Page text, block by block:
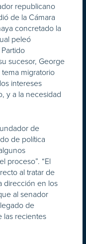
republicano
de la Cámara
concretado la
peleó
sucesor, George
migratorio
intereses
y a la necesidad
de
de política
proceso”. “El
al tratar de
dirección en los
al senador
de
las recientes